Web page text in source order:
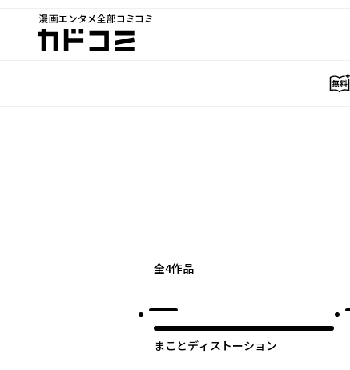
漫画エンタメ全部コミコミ
カドコミ
全4作品
まことディストーション